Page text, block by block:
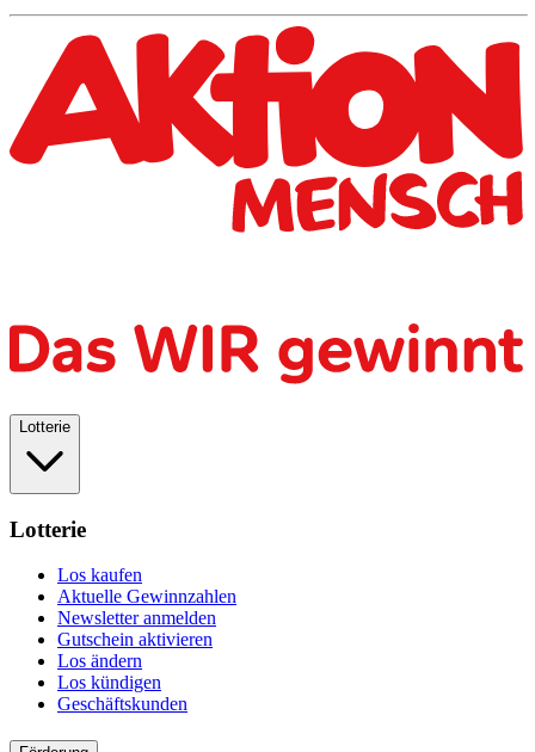
Lotterie
Lotterie
Los kaufen
Aktuelle Gewinnzahlen
Newsletter anmelden
Gutschein aktivieren
Los ändern
Los kündigen
Geschäftskunden